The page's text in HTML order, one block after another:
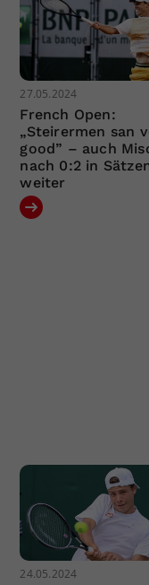
27.05.2024
French Open:
„Steirermen san
good” – auch
nach 0:2 in
weiter
24.05.2024